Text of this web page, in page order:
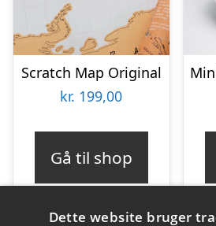
Scratch Map Original
kr. 199,00
Gå til shop
Dette website bruger